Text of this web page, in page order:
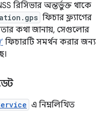
রিসিভার অন্তর্ভুক্ত থাকে
ফিচার ফ্ল্যাগের
কথা জানায়, সেগুলোর
ফিচারটি সমর্থন করার জন্য
এ নিম্নলিখিত